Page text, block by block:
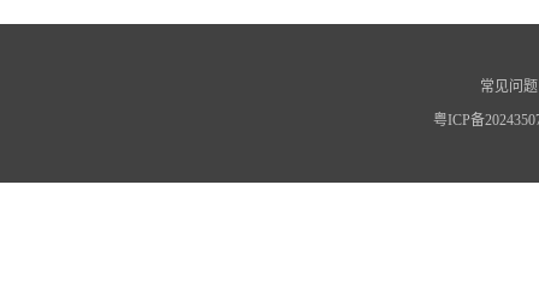
常见问题
粤ICP备